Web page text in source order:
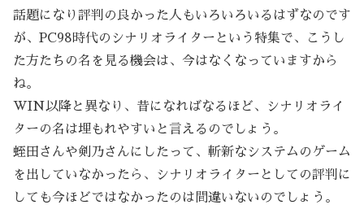
話題になり評判の良かった人もいろいろいるはずなのです
が、PC98時代のシナリオライターという特集で、こうし
た方たちの名を見る機会は、今はなくなっていますから
ね。
WIN以降と異なり、昔になればなるほど、シナリオライ
ターの名は埋もれやすいと言えるのでしょう。
蛭田さんや剣乃さんにしたって、斬新なシステムのゲーム
を出していなかったら、シナリオライターとしての評判に
しても今ほどではなかったのは間違いないのでしょう。